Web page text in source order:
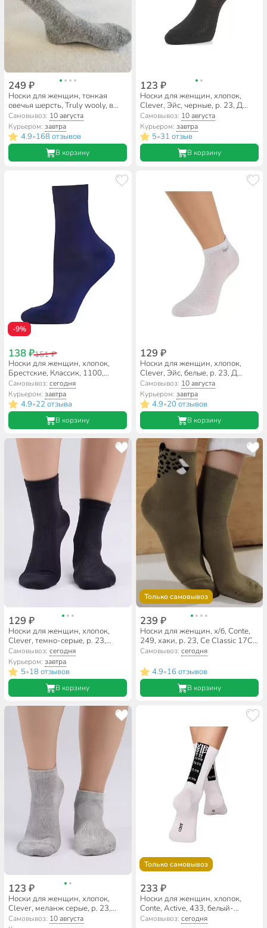
249 ₽
Носки для женщин, тонкая
овечья шерсть, Truly wooly, в
ассортименте, р. 23-25
Самовывоз: 10 августа
Курьером:завтра
4.9•168 отзывов
В корзину
123 ₽
Носки для женщин, хлопок,
Clever, Эйс, черные, р. 23, Д
104ш
Самовывоз: 10 августа
Курьером: завтра
5•31 отзыв
В корзину
-9%
138 ₽151 ₽
Носки для женщин, хлопок,
Брестские, Классик, 1100,
темно-синие, р. 23, 14С1100
Самовывоз:сегодня
Курьером:завтра
4.9•22 отзыва
В корзину
129 ₽
Носки для женщин, хлопок,
Clever, Эйс, белые, р. 23, Д
104ш
Самовывоз: 10 августа
Курьером: завтра
4.9•20 отзывов
В корзину
129 ₽
Носки для женщин, хлопок,
Clever, темно-серые, р. 23,
L1000
Самовывоз:сегодня
Курьером:завтра
5•18 отзывов
В корзину
Только самовывоз
239 ₽
Носки для женщин, х/б, Conte,
249, хаки, р. 23, Ce Classic 17C-
183СП
Самовывоз: сегодня
4.9•16 отзывов
В корзину
123 ₽
Носки для женщин, хлопок,
Clever, меланж серые, р. 23,
укороченные, L2002
Самовывоз: 10 августа
Только самовывоз
233 ₽
Носки для женщин, хлопок,
Conte, Active, 433, белый-
черные, р. 23, удлиненные,
Самовывоз: сегодня